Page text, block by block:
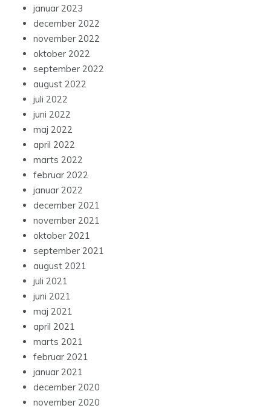
januar 2023
december 2022
november 2022
oktober 2022
september 2022
august 2022
juli 2022
juni 2022
maj 2022
april 2022
marts 2022
februar 2022
januar 2022
december 2021
november 2021
oktober 2021
september 2021
august 2021
juli 2021
juni 2021
maj 2021
april 2021
marts 2021
februar 2021
januar 2021
december 2020
november 2020